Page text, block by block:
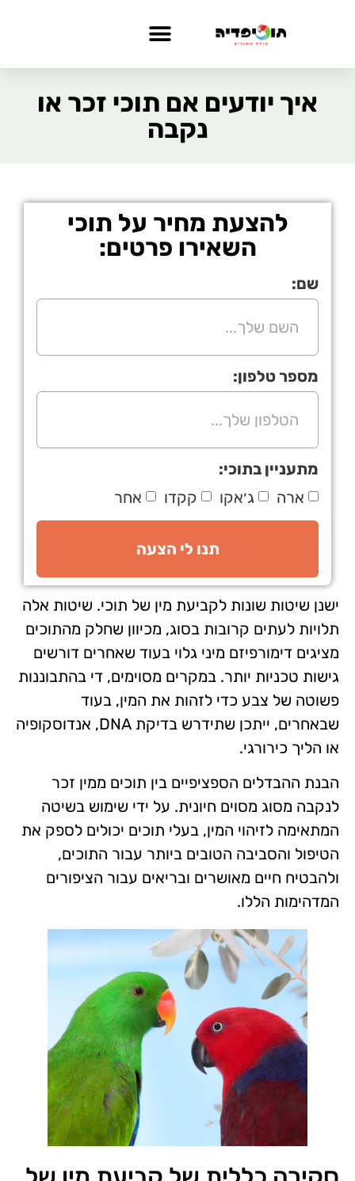
איך יודעים אם תוכי זכר או
נקבה
להצעת מחיר על תוכי
השאירו פרטים:
שם:
מספר טלפון:
מתעניין בתוכי:
ארה
ג׳אקו קקדו אחר
תנו לי הצעה
ישנן שיטות שונות לקביעת מין של תוכי. שיטות אלה
תלויות לעתים קרובות בסוג, מכיוון שחלק מהתוכים
מציגים דימורפיזם מיני גלוי בעוד שאחרים דורשים
גישות טכניות יותר. במקרים מסוימים, די בהתבוננות
פשוטה של צבע כדי לזהות את המין, בעוד
שבאחרים, ייתכן שתידרש בדיקת DNA, אנדוסקופיה
או הליך כירורגי.
הבנת ההבדלים הספציפיים בין תוכים ממין זכר
לנקבה מסוג מסוים חיונית. על ידי שימוש בשיטה
המתאימה לזיהוי המין, בעלי תוכים יכולים לספק את
הטיפול והסביבה הטובים ביותר עבור התוכים,
ולהבטיח חיים מאושרים ובריאים עבור הציפורים
המדהימות הללו.